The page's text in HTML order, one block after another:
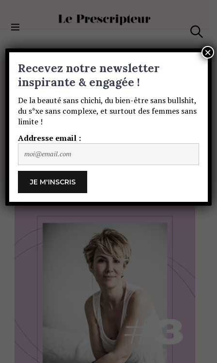
Le Prescripteur
e
a
PORTRAITS
L’interview(pas)
sagede…Noémie
deLattre
CHLOÉ THIBAUD 6 JANVIER 2025
Recevez notre newsletter
inspirante & engagée !
De la beauté sans chichi, du bien-être sans bullshit,
du s*xe sans complexe, et surtout des femmes sans
limite !
Addresse email :
×